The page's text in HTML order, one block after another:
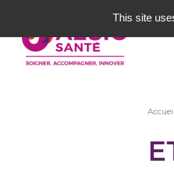
contenu
principal
Fil
Accueil
This site